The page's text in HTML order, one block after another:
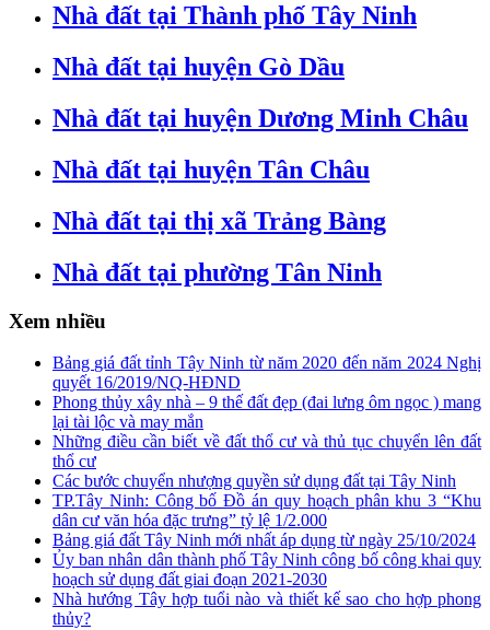
Nhà đất tại Thành phố Tây Ninh
Nhà đất tại huyện Gò Dầu
Nhà đất tại huyện Dương Minh Châu
Nhà đất tại huyện Tân Châu
Nhà đất tại thị xã Trảng Bàng
Nhà đất tại phường Tân Ninh
Xem nhiều
Bảng giá đất tỉnh Tây Ninh từ năm 2020 đến năm 2024 Nghị
quyết 16/2019/NQ-HĐND
Phong thủy xây nhà – 9 thế đất đẹp (đai lưng ôm ngọc ) mang
lại tài lộc và may mắn
Những điều cần biết về đất thổ cư và thủ tục chuyển lên đất
thổ cư
Các bước chuyển nhượng quyền sử dụng đất tại Tây Ninh
TP.Tây Ninh: Công bố Đồ án quy hoạch phân khu 3 “Khu
dân cư văn hóa đặc trưng” tỷ lệ 1/2.000
Bảng giá đất Tây Ninh mới nhất áp dụng từ ngày 25/10/2024
Ủy ban nhân dân thành phố Tây Ninh công bố công khai quy
hoạch sử dụng đất giai đoạn 2021-2030
Nhà hướng Tây hợp tuổi nào và thiết kế sao cho hợp phong
thủy?